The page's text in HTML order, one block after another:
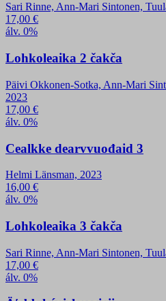
Sari Rinne, Ann-Mari Sintonen,
17,00 €
álv. 0%
Lohkoleaika 2 čakča
Päivi Okkonen-Sotka, Ann-Mari
2023
17,00 €
álv. 0%
Cealkke dearvvuođaid 3
Helmi Länsman, 2023
16,00 €
álv. 0%
Lohkoleaika 3 čakča
Sari Rinne, Ann-Mari Sintonen,
17,00 €
álv. 0%